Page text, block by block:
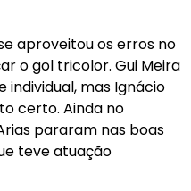
aproveitou os erros no
o gol tricolor. Gui Meira
mas Ignácio
certo. Ainda no
pararam nas boas
teve atuação